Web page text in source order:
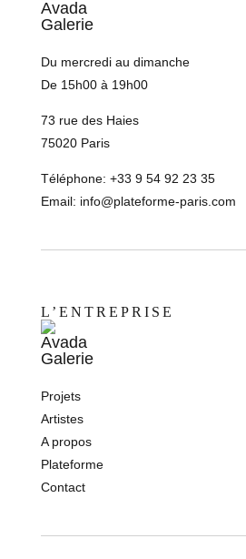
Du mercredi au dimanche
De 15h00 à 19h00
73 rue des Haies
75020 Paris
Téléphone: +33 9 54 92 23 35
Email: info@plateforme-paris.com
L’ENTREPRISE
Projets
Artistes
A propos
Plateforme
Contact